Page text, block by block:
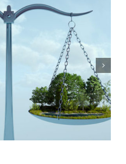
de grève et d’entrave à la liberté de
travailler ?